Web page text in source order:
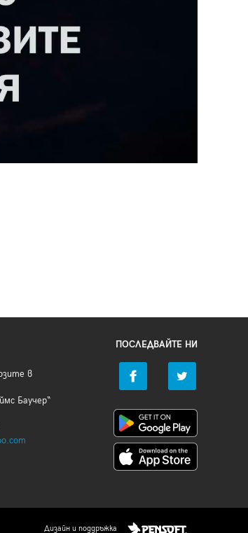
в
Баучер“
ПОСЛЕДВАЙТЕ НИ
Дизайн и поддръжка